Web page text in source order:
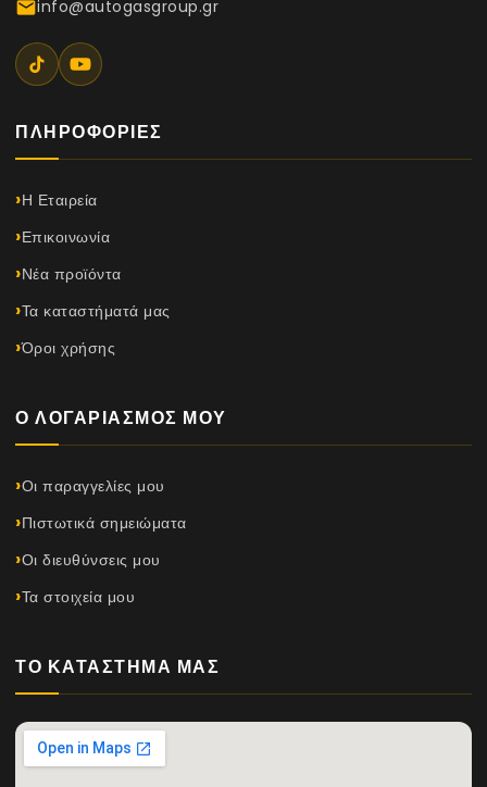
emailinfo@autogasgroup.gr
ΠΛΗΡΟΦΟΡΊΕΣ
Η Εταιρεία
Επικοινωνία
Νέα προϊόντα
Τα καταστήματά μας
Όροι χρήσης
Ο ΛΟΓΑΡΙΑΣΜΌΣ ΜΟΥ
Οι παραγγελίες μου
Πιστωτικά σημειώματα
Οι διευθύνσεις μου
Τα στοιχεία μου
ΤΟ ΚΑΤΆΣΤΗΜΆ ΜΑΣ